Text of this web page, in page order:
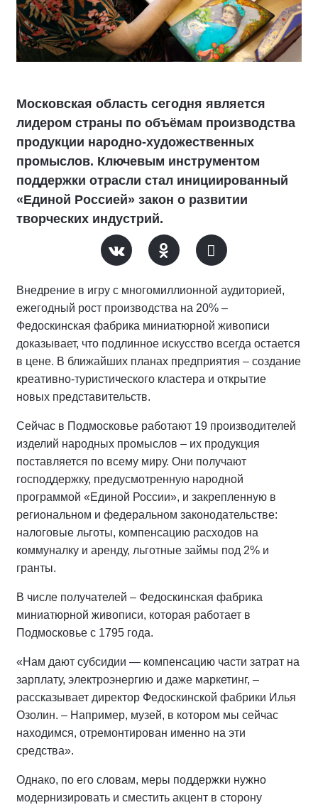
Московская область сегодня является
лидером страны по объёмам производства
продукции народно-художественных
промыслов. Ключевым инструментом
поддержки отрасли стал инициированный
«Единой Россией» закон о развитии
творческих индустрий.
Внедрение в игру с многомиллионной аудиторией,
ежегодный рост производства на 20% –
Федоскинская фабрика миниатюрной живописи
доказывает, что подлинное искусство всегда остается
в цене. В ближайших планах предприятия – создание
креативно-туристического кластера и открытие
новых представительств.
Сейчас в Подмосковье работают 19 производителей
изделий народных промыслов – их продукция
поставляется по всему миру. Они получают
господдержку, предусмотренную народной
программой «Единой России», и закрепленную в
региональном и федеральном законодательстве:
налоговые льготы, компенсацию расходов на
коммуналку и аренду, льготные займы под 2% и
гранты.
В числе получателей – Федоскинская фабрика
миниатюрной живописи, которая работает в
Подмосковье с 1795 года.
«Нам дают субсидии — компенсацию части затрат на
зарплату, электроэнергию и даже маркетинг, –
рассказывает директор Федоскинской фабрики Илья
Озолин. – Например, музей, в котором мы сейчас
находимся, отремонтирован именно на эти
средства».
Однако, по его словам, меры поддержки нужно
модернизировать и сместить акцент в сторону